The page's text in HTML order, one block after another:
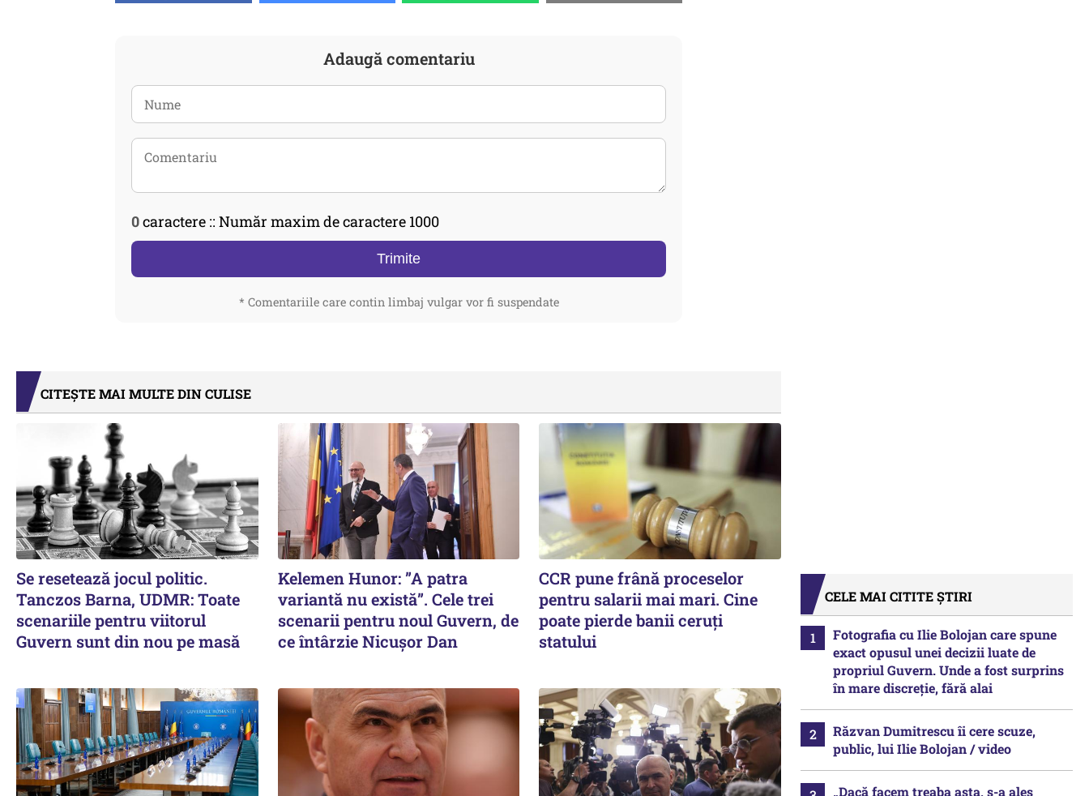
Adaugă comentariu
0caractere :: Număr maxim de caractere 1000
Trimite
* Comentariile care contin limbaj vulgar vor fi suspendate
CITEȘTE MAI MULTE DIN CULISE
Se resetează jocul politic.
Tanczos Barna, UDMR: Toate
scenariile pentru viitorul
Guvern sunt din nou pe masă
Kelemen Hunor: ”A patra
variantă nu există”. Cele trei
scenarii pentru noul Guvern, de
ce întârzie Nicușor Dan
CCR pune frână proceselor
pentru salarii mai mari. Cine
poate pierde banii ceruți
statului
CELE MAI CITITE ȘTIRI
Fotografia cu Ilie Bolojan care spune
exact opusul unei decizii luate de
propriul Guvern. Unde a fost surprins
în mare discreție, fără alai
Răzvan Dumitrescu îi cere scuze,
public, lui Ilie Bolojan / video
„Dacă facem treaba asta, s-a ales